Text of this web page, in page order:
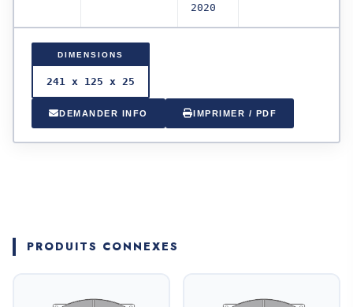
2020
DIMENSIONS
241 x 125 x 25
DEMANDER INFO IMPRIMER / PDF
PRODUITS CONNEXES